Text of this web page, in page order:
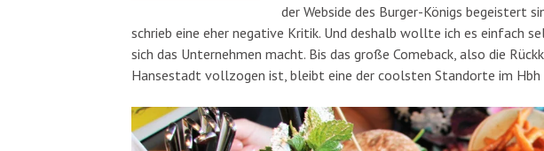
der Webside des Burger-Königs begeistert
schrieb eine eher negative Kritik. Und deshalb wollte ich es einfach
sich das Unternehmen macht. Bis das große Comeback, also die
Hansestadt vollzogen ist, bleibt eine der coolsten Standorte im Hbh